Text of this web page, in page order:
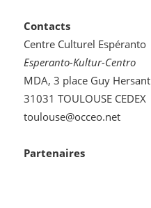
Contacts
Centre Culturel Espéranto
Esperanto-Kultur-Centro
MDA, 3 place Guy Hersant
31031 TOULOUSE CEDEX
toulouse@occeo.net
Partenaires